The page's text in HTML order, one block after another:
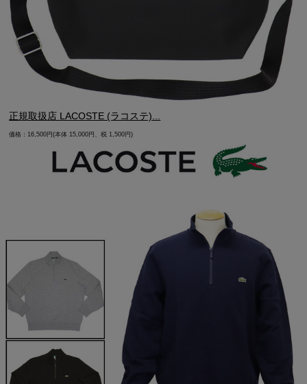
正規取扱店 LACOSTE (ラコステ)...
価格：16,500円(本体 15,000円、税 1,500円)